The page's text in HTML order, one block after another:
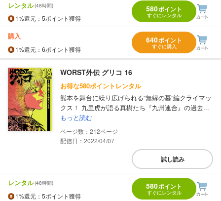
レンタル(48時間)
1%還元 ：5ポイント獲得
580ポイント
すぐにレンタル
購入
1%還元 ：6ポイント獲得
640ポイント
すぐに購入
WORST外伝 グリコ 16
お得な580ポイントレンタル
熊本を舞台に繰り広げられる“無縁の墓”編クライマッ
クス！ 九里虎が語る真樹たち『九州連合』の過去...
もっと読む
212
配信日：2022/04/07
試し読み
レンタル(48時間)
1%還元 ：5ポイント獲得
580ポイント
すぐにレンタル